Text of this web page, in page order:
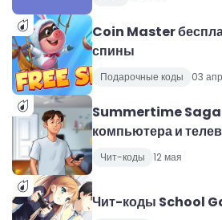
Coin Master
спины
Подарочные коды 03
Summertime Saga
компьютера и
Чит-коды 12 мая
Чит-коды School